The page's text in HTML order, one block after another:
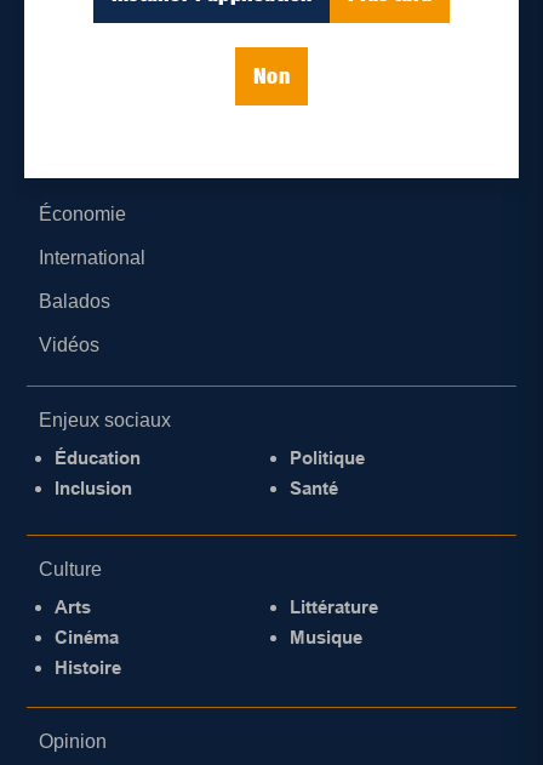
Non
Économie
International
Balados
Vidéos
Enjeux sociaux
Éducation
Inclusion
Politique
Santé
Culture
Arts
Cinéma
Histoire
Littérature
Musique
Opinion